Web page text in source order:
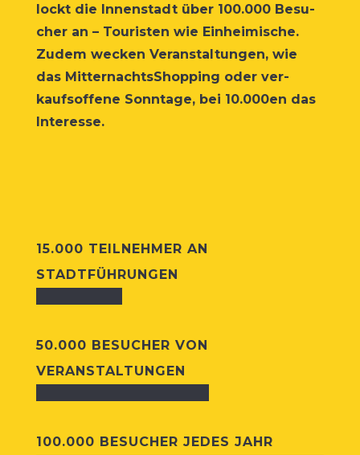
lockt die Innen­stadt über 100.000 Besu­
cher an – Tou­ris­ten wie Ein­hei­mi­sche.
Zudem wecken Ver­an­stal­tun­gen, wie
das Mit­ter­nachts­Shop­ping oder ver­
kaufs­of­fe­ne Sonn­ta­ge, bei 10.000en das
Interesse.
15.000 TEIL­NEH­MER AN
STADTFÜHRUNGEN
50.000 BESUCHER VON
VERANSTALTUNGEN
100.000 BESUCHER JEDES JAHR